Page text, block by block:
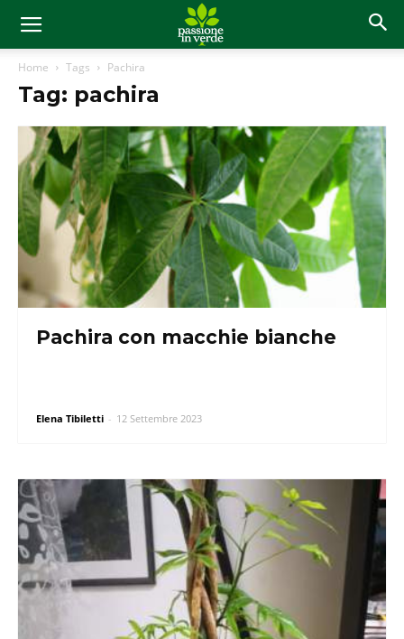
Home Tags Pachira
Tag: pachira
Pachira con macchie bianche
Elena Tibiletti - 12 Settembre 2023